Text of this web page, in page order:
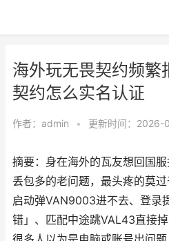
海外玩无畏契约频繁
契约怎么实名认证
作者： admin • 更新时间：2026-
摘要：身在海外的瓦友想回国服
丢包多的老问题，最头疼的莫过
启动弹VAN9003进不去、登录
错」、匹配中途跳VAL43直接掉